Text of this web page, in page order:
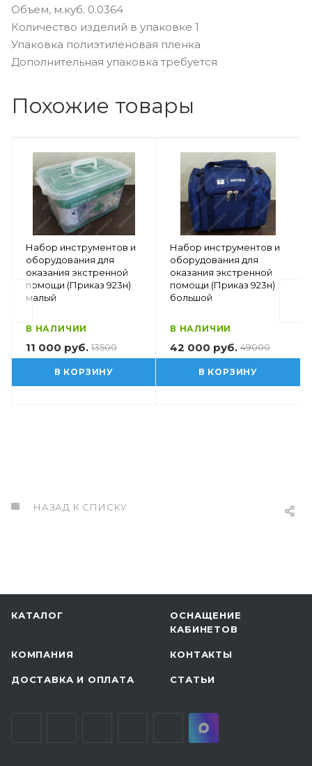
Объем, м.куб. 0.0364
Количество изделий в упаковке 1
Упаковка полиэтиленовая пленка
Дополнительная упаковка требуется
Похожие товары
Набор инструментов и
оборудования для
оказания экстренной
помощи (Приказ 923н)
малый
В НАЛИЧИИ
11 000 руб. 13500
В КОРЗИНУ
Набор инструментов и
оборудования для
оказания экстренной
помощи (Приказ 923н)
большой
В НАЛИЧИИ
42 000 руб. 49000
В КОРЗИНУ
НАЗАД К СПИСКУ
КАТАЛОГ
ОСНАЩЕНИЕ
КАБИНЕТОВ
КОМПАНИЯ КОНТАКТЫ
ДОСТАВКА И ОПЛАТА СТАТЬИ